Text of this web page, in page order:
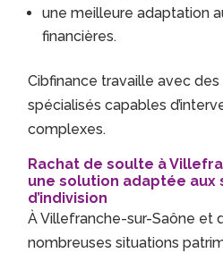
une meilleure adaptation
financières.
Cibfinance travaille avec des
spécialisés capables
complexes.
Rachat de soulte à
une solution adaptée aux
d’indivision
À Villefranche-sur-Saône et
nombreuses situations